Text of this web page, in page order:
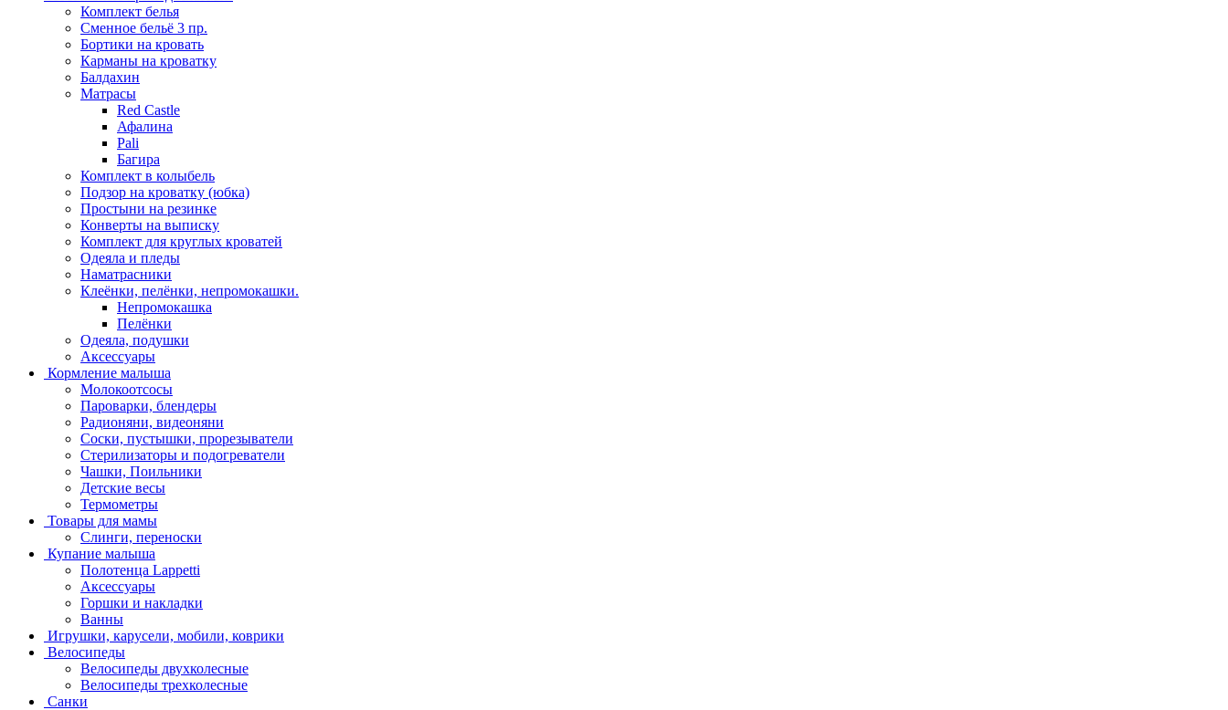
Комплект белья
Сменное бельё 3 пр.
Бортики на кровать
Карманы на кроватку
Балдахин
Матрасы
Red Castle
Афалина
Pali
Багира
Комплект в колыбель
Подзор на кроватку (юбка)
Простыни на резинке
Конверты на выписку
Комплект для круглых кроватей
Одеяла и пледы
Наматрасники
Клеёнки, пелёнки, непромокашки.
Непромокашка
Пелёнки
Одеяла, подушки
Аксессуары
Кормление малыша
Молокоотсосы
Пароварки, блендеры
Радионяни, видеоняни
Соски, пустышки, прорезыватели
Стерилизаторы и подогреватели
Чашки, Поильники
Детские весы
Термометры
Товары для мамы
Слинги, переноски
Купание малыша
Полотенца Lappetti
Аксессуары
Горшки и накладки
Ванны
Игрушки, карусели, мобили, коврики
Велосипеды
Велосипеды двухколесные
Велосипеды трехколесные
Санки